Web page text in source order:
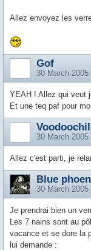
Allez envoyez les
Gof
30 March 2005
YEAH ! Allez qui veut
Et une teq paf pour
30 March 2005
Allez c'est parti, je
Blue
30 March 2005
Je prendrai bien un
Les 7 nains sont au
vacance et se dore la
lui demande :